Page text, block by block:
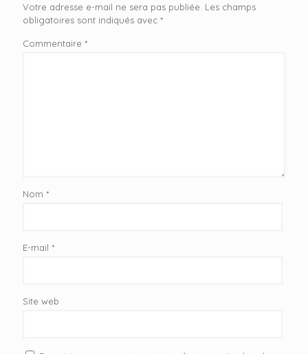
Votre adresse e-mail ne sera pas publiée. Les champs
obligatoires sont indiqués avec *
Commentaire *
Nom *
E-mail *
Site web